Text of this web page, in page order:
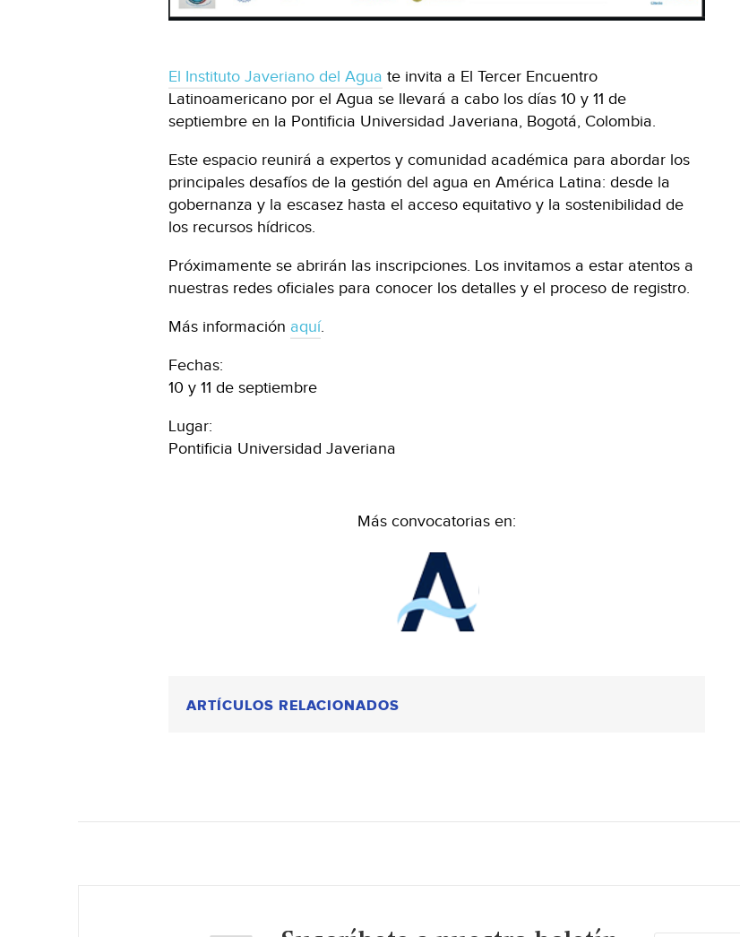
El Instituto Javeriano del Agua te invita a El Tercer Encuentro
Latinoamericano por el Agua se llevará a cabo los días 10 y 11 de
septiembre en la Pontificia Universidad Javeriana, Bogotá, Colombia.
Este espacio reunirá a expertos y comunidad académica para abordar los
principales desafíos de la gestión del agua en América Latina: desde la
gobernanza y la escasez hasta el acceso equitativo y la sostenibilidad de
los recursos hídricos.
Próximamente se abrirán las inscripciones. Los invitamos a estar atentos a
nuestras redes oficiales para conocer los detalles y el proceso de registro.
Más información aquí.
Fechas:
10 y 11 de septiembre
Lugar:
Pontificia Universidad Javeriana
Más convocatorias en:
ARTÍCULOS RELACIONADOS